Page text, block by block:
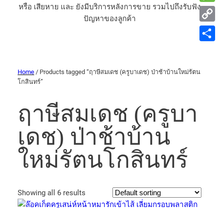
หรือ เสียหาย และ ยังมีบริการหลังการขาย รวมไปถึงรับฟัง
ปัญหาของลูกค้า
Home / Products tagged “ฤาษี​สมเดช​ (ครูบาเดช) ป่าช้าบ้านใหม่ร​ั​ตน​
โกสินทร์​”
ฤาษี​สมเดช​ (ครูบา
เดช) ป่าช้าบ้าน
ใหม่ร​ั​ตน​โกสินทร์​
Showing all 6 results
Copy